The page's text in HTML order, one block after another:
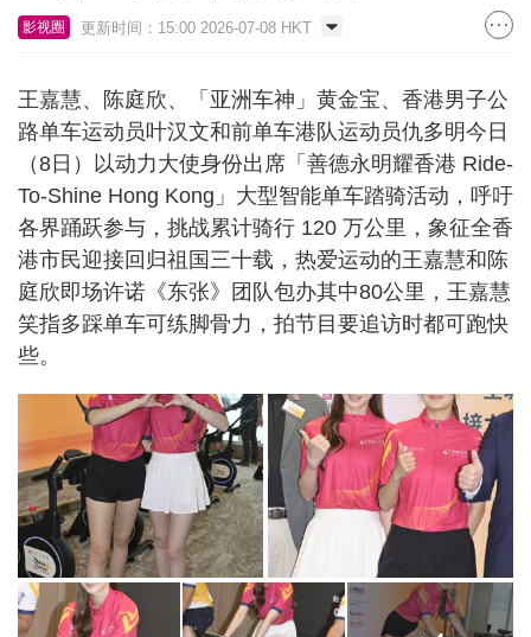
影视圈 更新时间：15:00 2026-07-08 HKT
王嘉慧、陈庭欣、「亚洲车神」黄金宝、香港男子公
路单车运动员叶汉文和前单车港队运动员仇多明今日
（8日）以动力大使身份出席「善德永明耀香港 Ride-
To-Shine Hong Kong」大型智能单车踏骑活动，呼吁
各界踊跃参与，挑战累计骑行 120 万公里，象征全香
港市民迎接回归祖国三十载，热爱运动的王嘉慧和陈
庭欣即场许诺《东张》团队包办其中80公里，王嘉慧
笑指多踩单车可练脚骨力，拍节目要追访时都可跑快
些。